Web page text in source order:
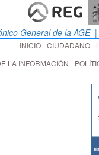
General de la AGE
INICIO CIUDADANO
LA INFORMACIÓN